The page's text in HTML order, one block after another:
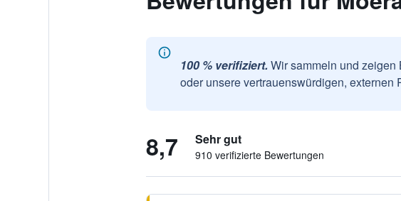
100 % verifiziert. Wir sammeln und
oder unsere vertrauenswürdigen, externen
8,7 Sehr gut
910 verifizierte Bewertungen